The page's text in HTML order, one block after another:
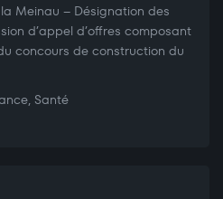
Meinau – Désignation des
d’appel d’offres composant
concours de construction du
Santé